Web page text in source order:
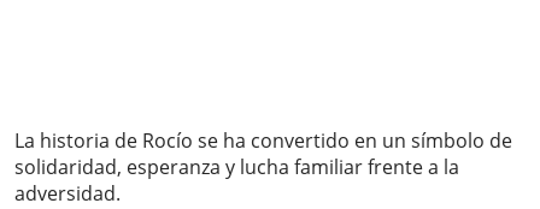
La historia de Rocío se ha convertido en un símbolo de
solidaridad, esperanza y lucha familiar frente a la
adversidad.